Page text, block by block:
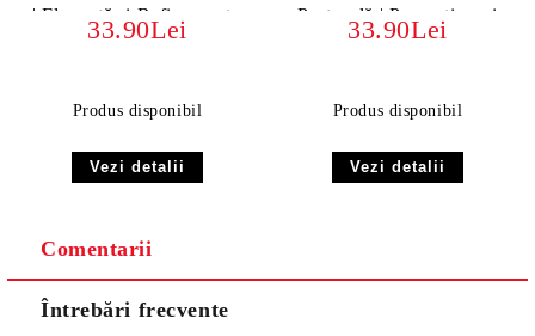
| Eleganță și Rafinament -
boabe sau macinata
33.90Lei
Produs disponibil
Vezi detalii
Portocală | Prospețime și
Energie
33.90Lei
Produs disponibil
Vezi detalii
Comentarii
Întrebări frecvente